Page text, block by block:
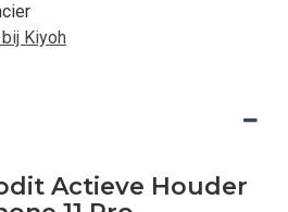
Kiyoh
Actieve Houder